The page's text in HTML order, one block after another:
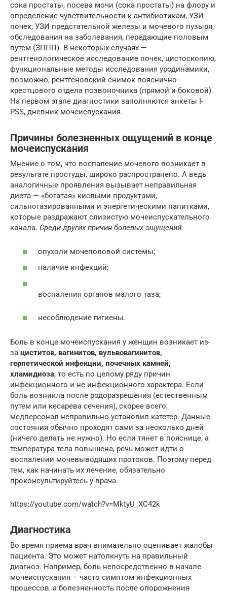
сока простаты, посева мочи (сока простаты) на флору и
определение чувствительности к антибиотикам, УЗИ
почек, УЗИ предстательной железы и мочевого пузыря,
обследования на заболевания, передающие половым
путем (ЗППП). В некоторых случаях —
рентгенологическое исследование почек, цистоскопию,
функциональные методы исследования уродинамики,
возможно, рентгеновский снимок пояснично-
крестцового отдела позвоночника (прямой и боковой).
На первом этапе диагностики заполняются анкеты I-
PSS, дневник мочеиспускания.
Причины болезненных ощущений в конце
мочеиспускания
Мнение о том, что воспаление мочевого возникает в
результате простуды, широко распространено. А ведь
аналогичные проявления вызывает неправильная
диета — «богатая» кислыми продуктами,
сильногазированными и энергетическими напитками,
которые раздражают слизистую мочеиспускательного
канала. Среди других причин болевых ощущений:
опухоли мочеполовой системы;
наличие инфекций;
воспаления органов малого таза;
несоблюдение гигиены.
Боль в конце мочеиспускания у женщин возникает из-
за циститов, вагинитов, вульвовагинитов,
герпетической инфекции, почечных камней,
хламидиоза, то есть по целому ряду причин
инфекционного и не инфекционного характера. Если
боль возникла после родоразрешения (естественным
путем или кесарева сечения), скорее всего,
медперсонал неправильно установил катетер. Данные
состояния обычно проходят сами за несколько дней
(ничего делать не нужно). Но если тянет в пояснице, а
температура тела повышена, речь может идти о
воспалении мочевыводящих протоков. Поэтому перед
тем, как начинать их лечение, обязательно
проконсультируйтесь у врача.
https://youtube.com/watch?v=MktyU_XC42k
Диагностика
Во время приема врач внимательно оценивает жалобы
пациента. Это может натолкнуть на правильный
диагноз. Например, боль непосредственно в начале
мочеиспускания – часто симптом инфекционных
процессов, а болезненность после опорожнения